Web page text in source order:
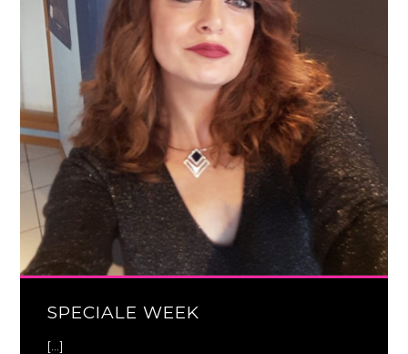
SPECIALE WEEK
[...]